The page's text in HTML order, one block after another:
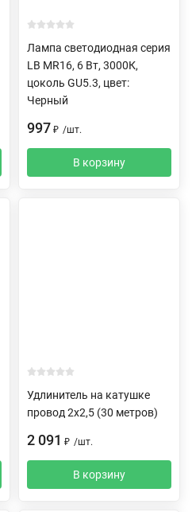
Лампа светодиодная серия
LB MR16, 6 Вт, 3000К,
цоколь GU5.3, цвет:
Черный
997 ₽ /шт.
В корзину
Удлинитель на катушке
провод 2х2,5 (30 метров)
2 091 ₽ /шт.
В корзину